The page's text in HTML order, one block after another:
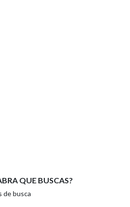
vixente en materia de
Persoal, a Real Academia
que faciliten o seu correo
outra información de carácter
obxecto de tratamento
e incorporados aos seus
os usuarios poderán exercer o
oposición e cancelación dos
connosco.
da política de
na imaxe:
QUE BUSCAS?
de busca